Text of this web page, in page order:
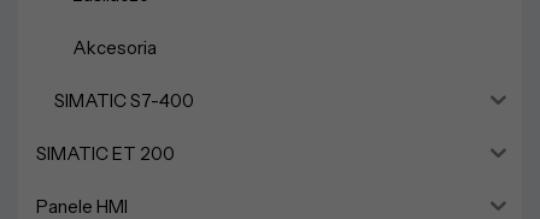
Akcesoria
SIMATIC S7-400
SIMATIC ET 200
Panele HMI